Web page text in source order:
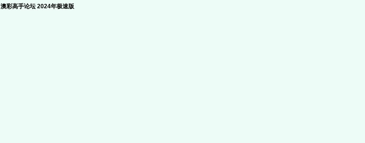
澳彩高手论坛 2024年极速版